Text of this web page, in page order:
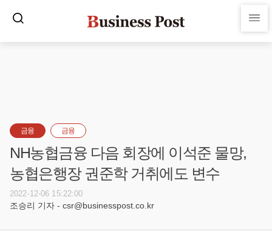
금융 금융
NH농협금융 다음 회장에 이석준 물망,
농협은행장 권준학 거취에도 변수
2022-12-06 15:22:00
조승리 기자 - csr@businesspost.co.kr